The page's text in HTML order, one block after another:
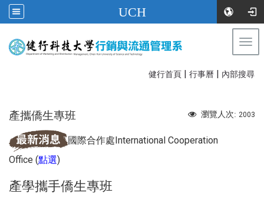
UCH
健行首頁 | 行事曆 | 內部搜尋
瀏覽人次: 2003
產攜僑生專班
國際合作處International Cooperation
Office (點選)
產學攜手僑生專班